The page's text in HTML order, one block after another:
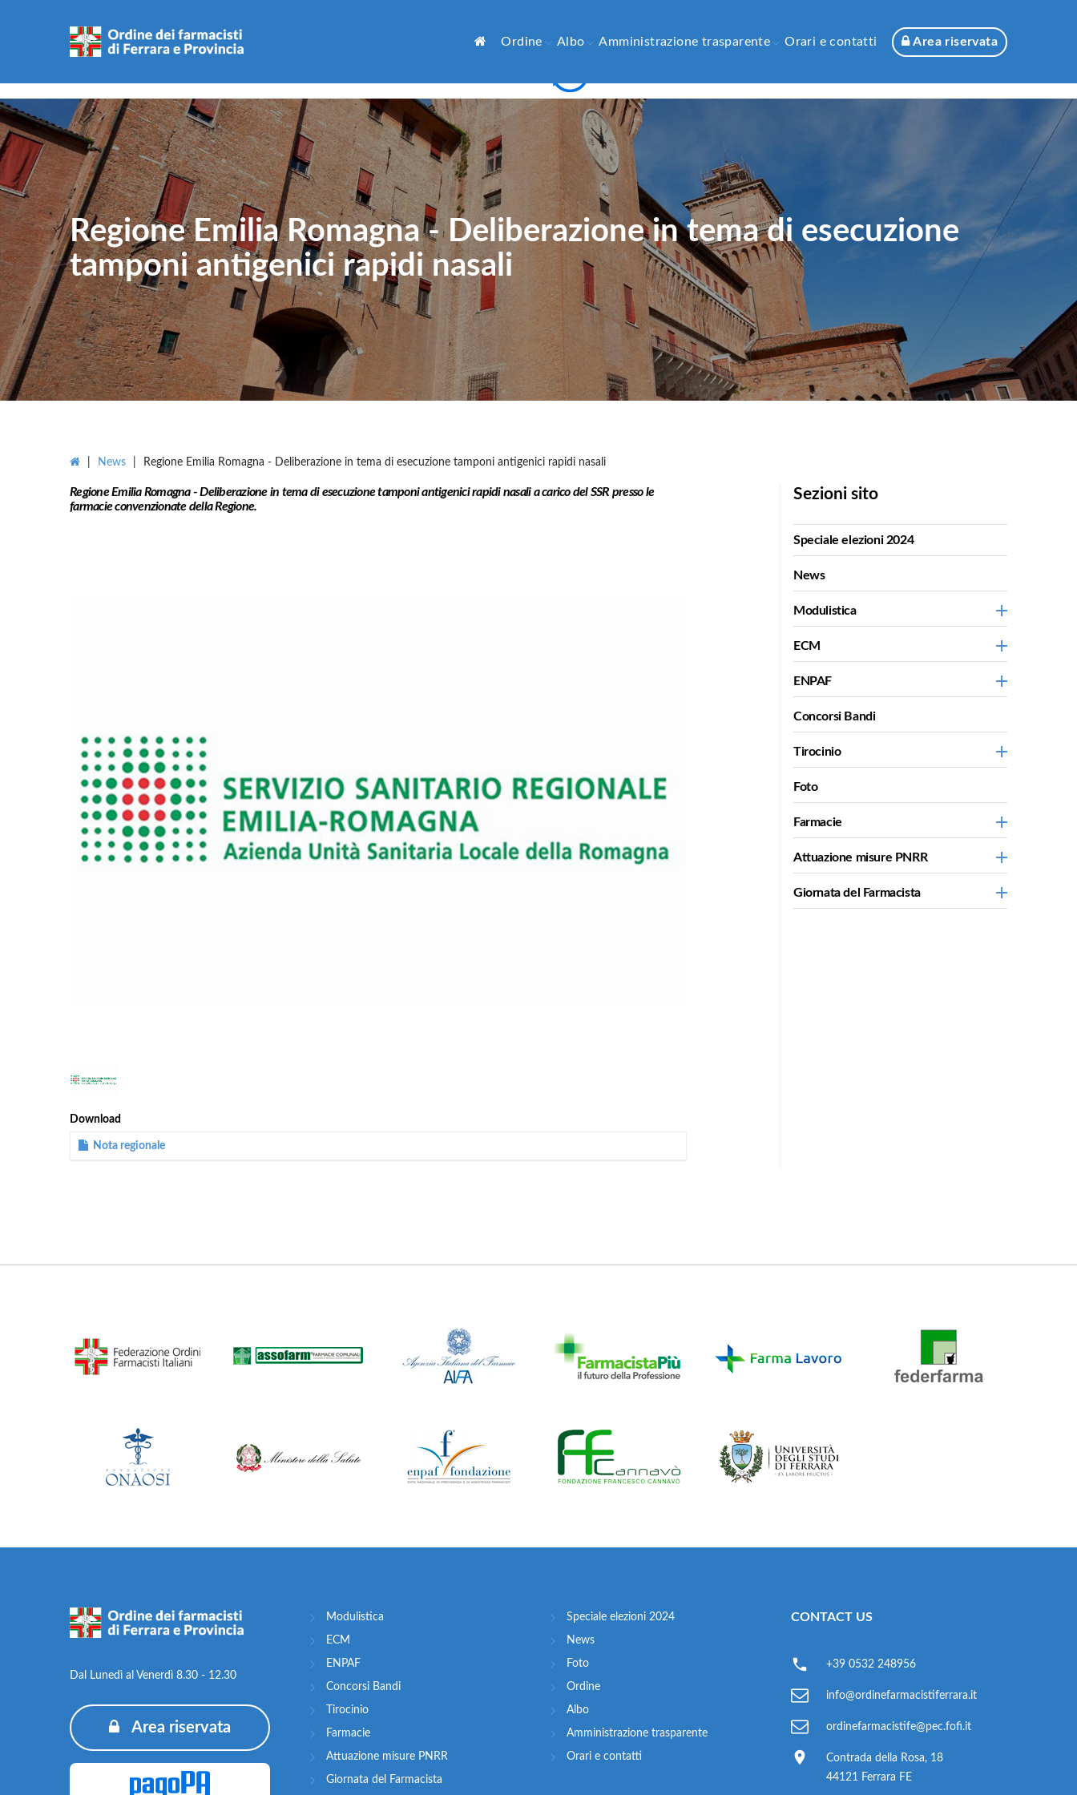
Ordine Albo Amministrazione trasparente Orari e contatti Area riservata
Regione Emilia Romagna - Deliberazione in tema di esecuzione
tamponi antigenici rapidi nasali
News Regione Emilia Romagna - Deliberazione in tema di esecuzione tamponi antigenici rapidi nasali
Regione Emilia Romagna - Deliberazione in tema di esecuzione tamponi antigenici rapidi nasali a carico del SSR presso le
farmacie convenzionate della Regione.
Download
Nota regionale
Sezioni sito
Speciale elezioni 2024
News
Modulistica
ECM
ENPAF
Concorsi Bandi
Tirocinio
Foto
Farmacie
Attuazione misure PNRR
Giornata del Farmacista
Dal Lunedì al Venerdì 8.30 - 12.30
Area riservata
Modulistica
ECM
ENPAF
Concorsi Bandi
Tirocinio
Farmacie
Attuazione misure PNRR
Giornata del Farmacista
Speciale elezioni 2024
News
Foto
Ordine
Albo
Amministrazione trasparente
Orari e contatti
CONTACT US
+39 0532 248956
info@ordinefarmacistiferrara.it
ordinefarmacistife@pec.fofi.it
Contrada della Rosa, 18
44121 Ferrara FE